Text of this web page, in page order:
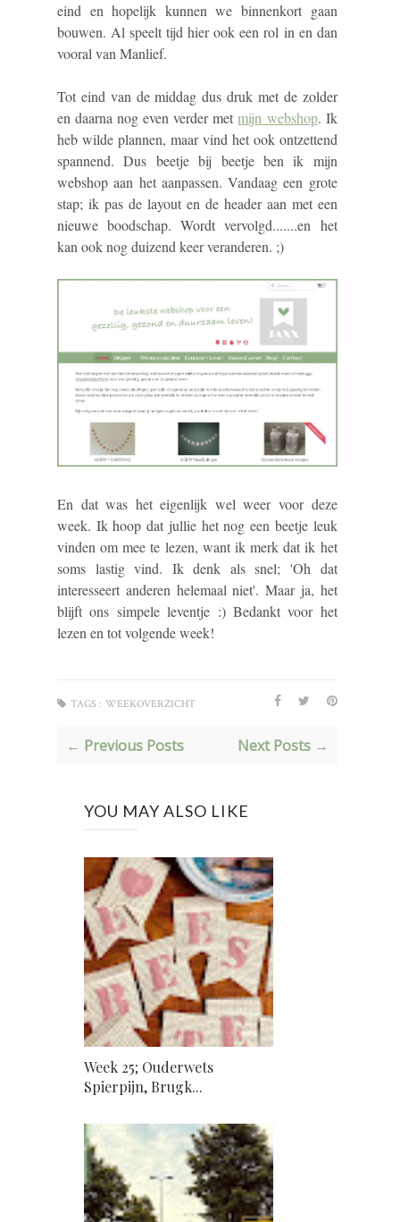
eind en hopelijk kunnen we binnenkort gaan
bouwen. Al speelt tijd hier ook een rol in en dan
vooral van Manlief.
Tot eind van de middag dus druk met de zolder
en daarna nog even verder metmijn webshop. Ik
heb wilde plannen, maar vind het ook ontzettend
spannend. Dus beetje bij beetje ben ik mijn
webshop aan het aanpassen. Vandaag een grote
stap; ik pas de layout en de header aan met een
nieuwe boodschap. Wordt vervolgd.......en het
kan ook nog duizend keer veranderen. ;)
En dat was het eigenlijk wel weer voor deze
week. Ik hoop dat jullie het nog een beetje leuk
vinden om mee te lezen, want ik merk dat ik het
soms lastig vind. Ik denk als snel; 'Oh dat
interesseert anderen helemaal niet'. Maar ja, het
blijft ons simpele leventje :) Bedankt voor het
lezen en tot volgende week!
TAGS : WEEKOVERZICHT
← Previous Posts Next Posts →
YOU MAY ALSO LIKE
Week 25; Ouderwets
Spierpijn, Brugk...